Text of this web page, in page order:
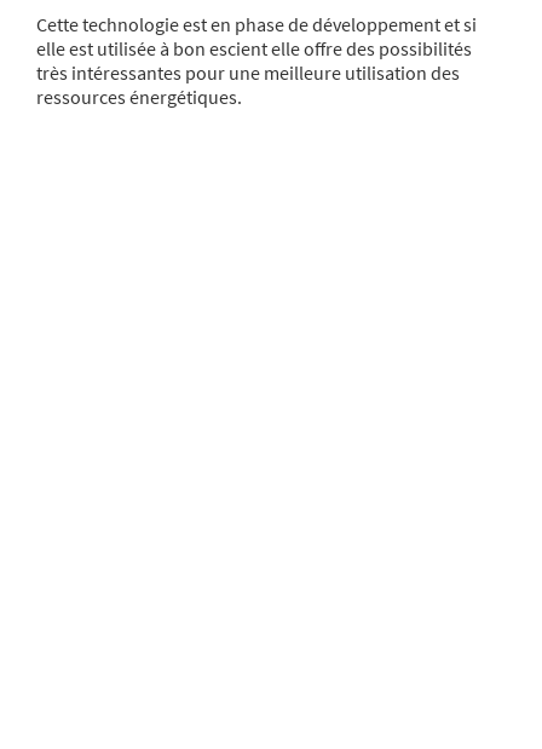
Cette technologie est en phase de développement et si
elle est utilisée à bon escient elle offre des possibilités
très intéressantes pour une meilleure utilisation des
ressources énergétiques.